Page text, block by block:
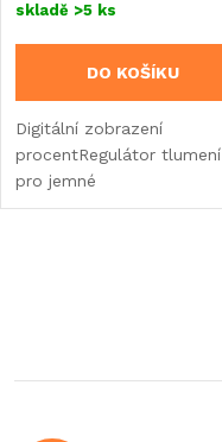
skladě >5 ks
DO KOŠÍKU
Digitální zobrazení
procentRegulátor tlumení
pro jemné
nastaveníIntegrované
l